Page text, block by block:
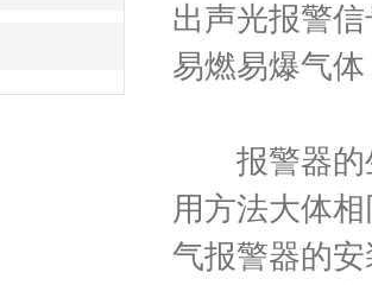
出声光报警
易燃易爆气
报警器的生
用方法大体
气报警器的